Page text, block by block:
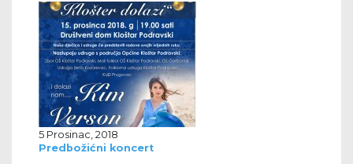
5 Prosinac, 2018
Predbožićni koncert